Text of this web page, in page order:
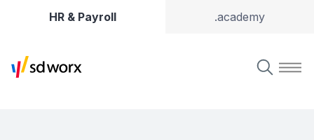
HR & Payroll .academy